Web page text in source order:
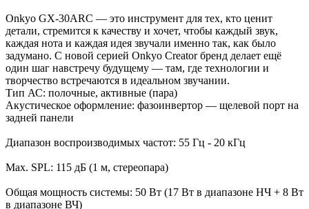
Onkyo GX-30ARC — это инструмент для тех, кто ценит
детали, стремится к качеству и хочет, чтобы каждый звук,
каждая нота и каждая идея звучали именно так, как было
задумано. С новой серией Onkyo Creator бренд делает ещё
один шаг навстречу будущему — там, где технологии и
творчество встречаются в идеальном звучании.
Тип АС: полочные, активные (пара)
Акустическое оформление: фазоинвертор — щелевой порт на
задней панели
Диапазон воспроизводимых частот: 55 Гц - 20 кГц
Max. SPL: 115 дБ (1 м, стереопара)
Общая мощность системы: 50 Вт (17 Вт в диапазоне НЧ + 8 Вт
в диапазоне ВЧ)